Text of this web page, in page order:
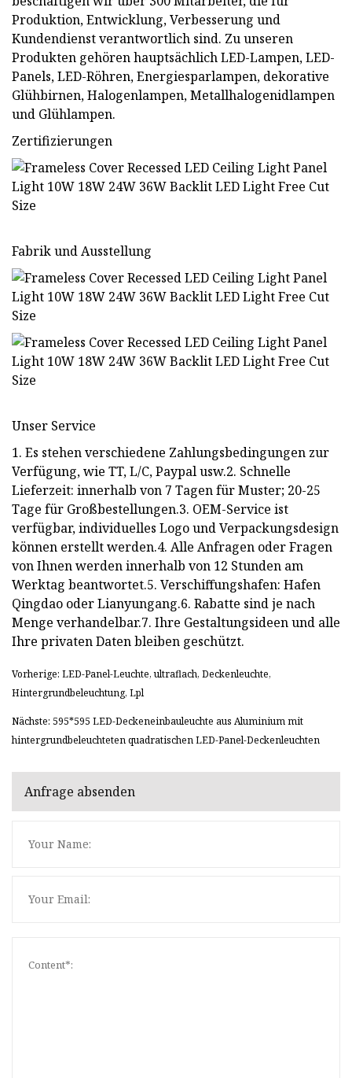
Produktion, Entwicklung, Verbesserung und
Kundendienst verantwortlich sind. Zu unseren
Produkten gehören hauptsächlich LED-Lampen, LED-
Panels, LED-Röhren, Energiesparlampen, dekorative
Glühbirnen, Halogenlampen, Metallhalogenidlampen
und Glühlampen.
Zertifizierungen
Fabrik und Ausstellung
Unser Service
1. Es stehen verschiedene Zahlungsbedingungen zur
Verfügung, wie TT, L/C, Paypal usw.2. Schnelle
Lieferzeit: innerhalb von 7 Tagen für Muster; 20-25
Tage für Großbestellungen.3. OEM-Service ist
verfügbar, individuelles Logo und Verpackungsdesign
können erstellt werden.4. Alle Anfragen oder Fragen
von Ihnen werden innerhalb von 12 Stunden am
Werktag beantwortet.5. Verschiffungshafen: Hafen
Qingdao oder Lianyungang.6. Rabatte sind je nach
Menge verhandelbar.7. Ihre Gestaltungsideen und alle
Ihre privaten Daten bleiben geschützt.
Vorherige: LED-Panel-Leuchte, ultraflach, Deckenleuchte,
Hintergrundbeleuchtung, Lpl
Nächste: 595*595 LED-Deckeneinbauleuchte aus Aluminium mit
hintergrundbeleuchteten quadratischen LED-Panel-Deckenleuchten
Anfrage absenden